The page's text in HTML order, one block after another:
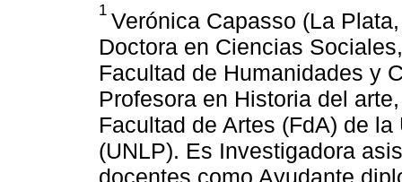
1 Verónica Capasso (La
Doctora en Ciencias
Facultad de Humanidades y
Profesora en Historia del
Facultad de Artes (FdA) de
(UNLP). Es Investigadora
docentes como Ayudante